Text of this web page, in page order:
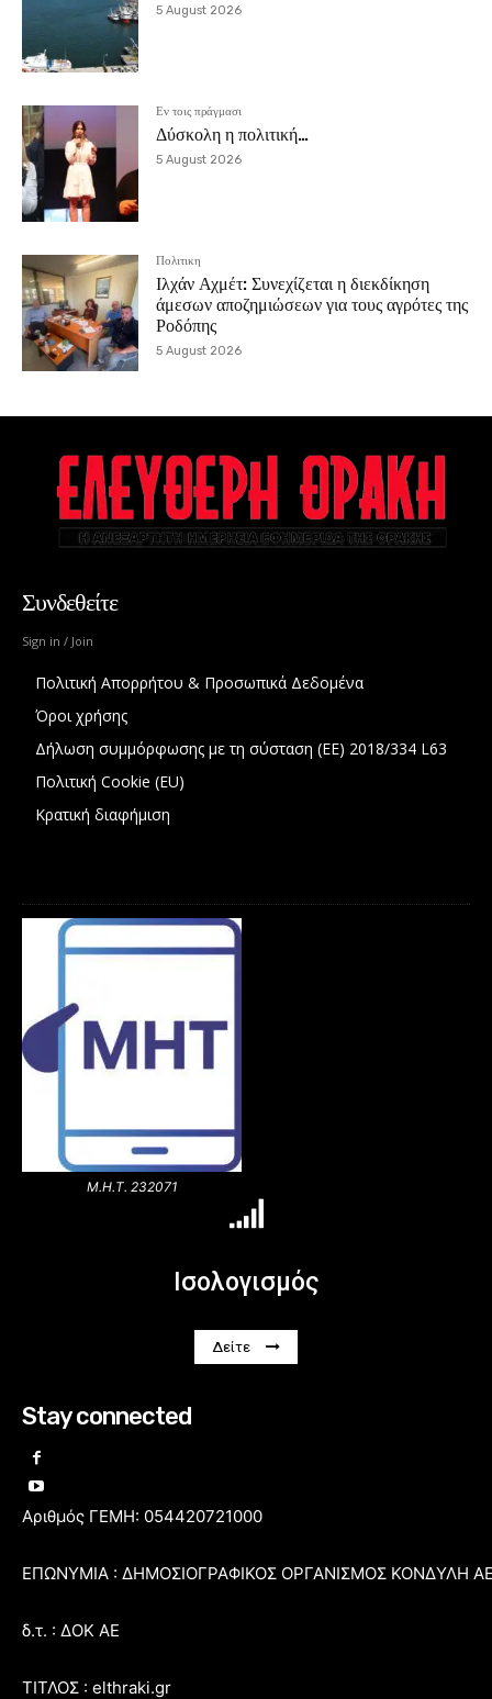
5 August 2026
Εν τοις πράγμασι
Δύσκολη η πολιτική…
5 August 2026
Πολιτικη
Ιλχάν Αχμέτ: Συνεχίζεται η διεκδίκηση
άμεσων αποζημιώσεων για τους αγρότες της
Ροδόπης
5 August 2026
Συνδεθείτε
Sign in / Join
Πολιτική Απορρήτου & Προσωπικά Δεδομένα
Όροι χρήσης
Δήλωση συμμόρφωσης με τη σύσταση (ΕΕ) 2018/334 L63
Πολιτική Cookie (EU)
Κρατική διαφήμιση
Μ.Η.Τ. 232071
Ισολογισμός
Δείτε
Stay connected
Αριθμός ΓΕΜΗ: 054420721000
ΕΠΩΝΥΜΙΑ : ΔΗΜΟΣΙΟΓΡΑΦΙΚΟΣ ΟΡΓΑΝΙΣΜΟΣ ΚΟΝΔΥΛΗ
δ.τ. : ΔΟΚ ΑΕ
ΤΙΤΛΟΣ : elthraki.gr